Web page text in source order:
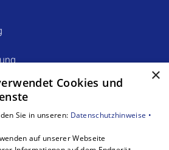
×
Cookies und
Sie in unseren: Datenschutzhinweise •
auf unserer Webseite